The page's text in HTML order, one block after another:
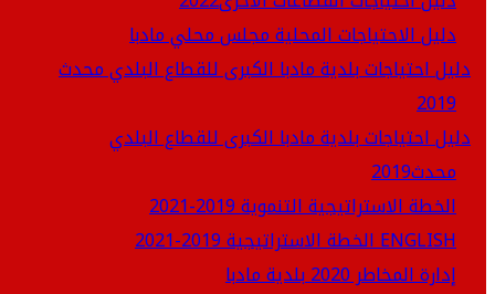
دليل الاحتياجات المحلية مجلس محلي مادبا
دليل احتياجات بلدية مادبا الكبرى للقطاع البلدي محدث
2019
دليل احتياجات بلدية مادبا الكبرى للقطاع البلدي
محدث2019
الخطة الاستراتيجية التنموية 2019-2021
الخطة الاستراتيجية 2019-2021 ENGLISH
إدارة المخاطر 2020 بلدية مادبا